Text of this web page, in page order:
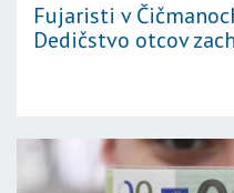
Fujaristi v
Dedičstvo otcov